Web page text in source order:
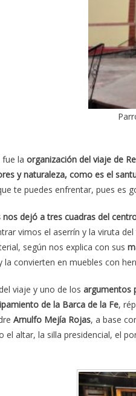
la organización del viaje de
y naturaleza, como es el
te puedes enfrentar, pues es
nos dejó a tres cuadras del
vimos el aserrín y la viruta
según nos explica con sus
la convierten en muebles con
viaje y uno de los argumentos
de la Barca de la Fe,
Arnulfo Mejía Rojas, a base
el altar, la silla presidencial, el